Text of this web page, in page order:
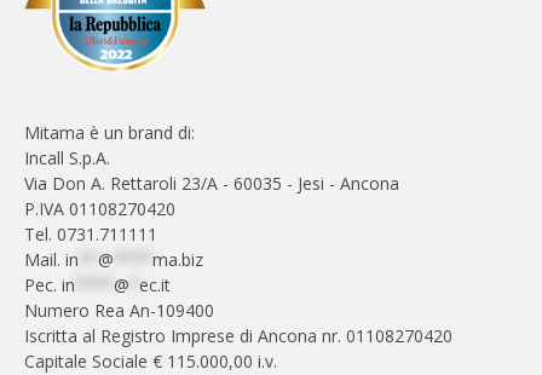
Mitama è un brand di:
Incall S.p.A.
Via Don A. Rettaroli 23/A - 60035 - Jesi - Ancona
P.IVA 01108270420
Tel. 0731.711111
Mail. in @
ma.biz
Pec. in @ ec.it
Numero Rea An-109400
Iscritta al Registro Imprese di Ancona nr. 01108270420
Capitale Sociale € 115.000,00 i.v.